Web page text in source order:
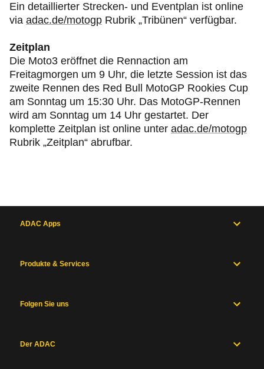
Ein detaillierter Strecken- und Eventplan ist online
via adac.de/motogp Rubrik „Tribünen“ verfügbar.
Zeitplan
Die Moto3 eröffnet die Rennaction am
Freitagmorgen um 9 Uhr, die letzte Session ist das
zweite Rennen des Red Bull MotoGP Rookies Cup
am Sonntag um 15:30 Uhr. Das MotoGP-Rennen
wird am Sonntag um 14 Uhr gestartet. Der
komplette Zeitplan ist online unter adac.de/motogp
Rubrik „Zeitplan“ abrufbar.
ADAC Apps
Produkte & Services
Folgen Sie uns
Der ADAC